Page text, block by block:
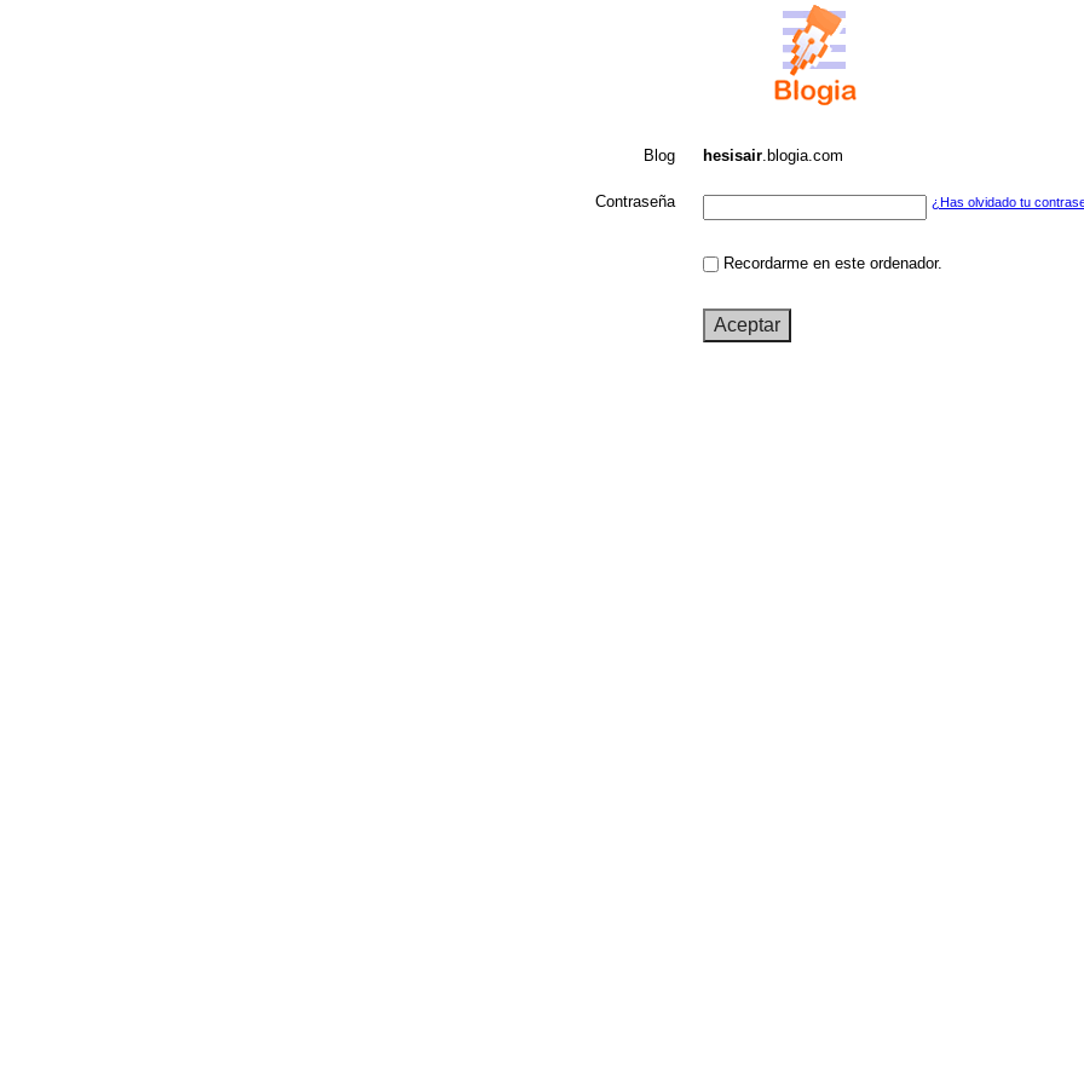
Blog hesisair.blogia.com
Contraseña ¿Has olvidado tu
Recordarme en este ordenador.